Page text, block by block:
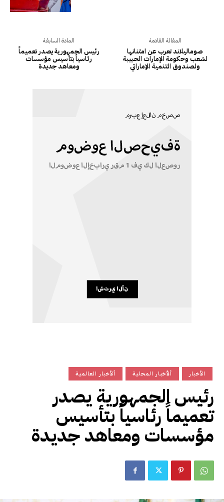
المادة السابقة
رئيس الجمهورية يصدر تعميماً
رئاسياً بتأسيس مؤسسات
ومعاهد جديدة
المقالة القادمة
صوماليلاند تعرب عن امتنانها
لشعب وحكومة الإمارات الحبيبة
ولصندوق التنمية الإماراتي